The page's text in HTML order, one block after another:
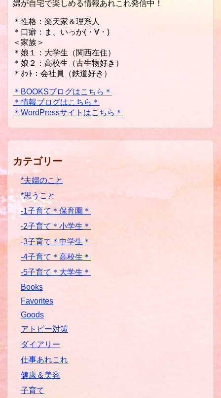
婦が自宅で楽しめる情報あれこれ発信中！
＊性格：楽天家＆理系人
＊口癖：ま、いっか(・∀・)
＜家族＞
＊娘１：大学生（関西在住）
＊娘２：高校生（古生物好き）
＊ｵｯﾄ：会社員（鉄道好き）
＊BOOKSブログはこちら＊
＊情報ブログはこちら＊
＊WordPressサイトはこちら＊
カテゴリー
*夫婦のこと
*思うこと
-1子育て＊保育園＊
-2子育て＊小学生＊
-3子育て＊中学生＊
-4子育て＊高校生＊
-5子育て＊大学生＊
Books
Favorites
Goods
アトピー対策
ダイアリー
仕事あれこれ
健康＆美容
子育て